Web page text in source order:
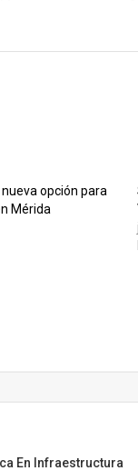
opción para
Mérida
En Infraestructura